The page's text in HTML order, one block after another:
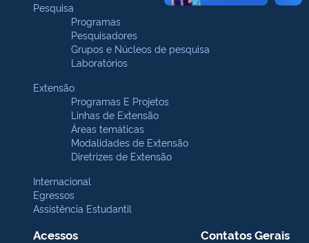
Pesquisa
Programas
Pesquisadores
Grupos e Núcleos de pesquisa
Laboratórios
Extensão
Programas E Projetos
Linhas de Extensão
Áreas temáticas
Modalidades de Extensão
Diretrizes de Extensão
Internacional
Egressos
Assistência Estudantil
Acessos Contatos Gerais